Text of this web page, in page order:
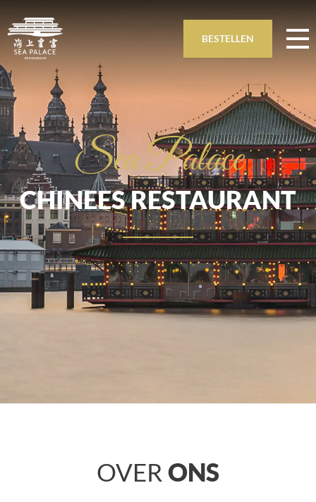
BESTELLEN
Sea Palace
CHINEES RESTAURANT
OVER ONS